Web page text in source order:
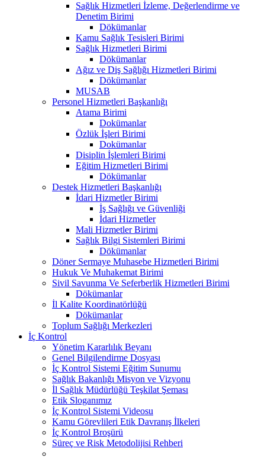
Sağlık Hizmetleri İzleme, Değerlendirme ve
Denetim Birimi
Dökümanlar
Kamu Sağlık Tesisleri Birimi
Sağlık Hizmetleri Birimi
Dökümanlar
Ağız ve Diş Sağlığı Hizmetleri Birimi
Dökümanlar
MUSAB
Personel Hizmetleri Başkanlığı
Atama Birimi
Dokümanlar
Özlük İşleri Birimi
Dokümanlar
Disiplin İşlemleri Birimi
Eğitim Hizmetleri Birimi
Dökümanlar
Destek Hizmetleri Başkanlığı
İdari Hizmetler Birimi
İş Sağlığı ve Güvenliği
İdari Hizmetler
Mali Hizmetler Birimi
Sağlık Bilgi Sistemleri Birimi
Dökümanlar
Döner Sermaye Muhasebe Hizmetleri Birimi
Hukuk Ve Muhakemat Birimi
Sivil Savunma Ve Seferberlik Hizmetleri Birimi
Dökümanlar
İl Kalite Koordinatörlüğü
Dökümanlar
Toplum Sağlığı Merkezleri
İç Kontrol
Yönetim Kararlılık Beyanı
Genel Bilgilendirme Dosyası
İç Kontrol Sistemi Eğitim Sunumu
Sağlık Bakanlığı Misyon ve Vizyonu
İl Sağlık Müdürlüğü Teşkilat Şeması
Etik Sloganımız
İç Kontrol Sistemi Videosu
Kamu Görevlileri Etik Davranış İlkeleri
İç Kontrol Broşürü
Süreç ve Risk Metodolijisi Rehberi